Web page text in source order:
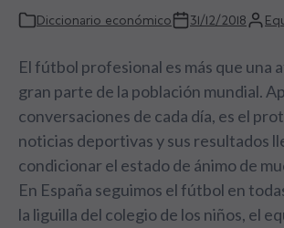
Diccionario económico 31/12/2018
El fútbol profesional es más que una
gran parte de la población mundial.
conversaciones de cada día, es el
noticias deportivas y sus resultados
condicionar el estado de ánimo de
En España seguimos el fútbol en
la liguilla del colegio de los niños, el